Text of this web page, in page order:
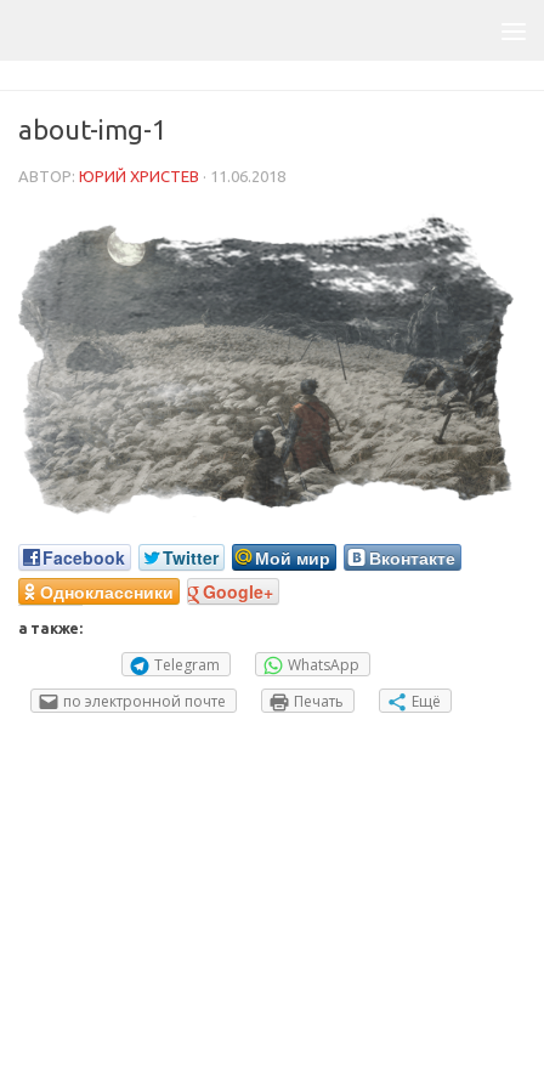
about-img-1
АВТОР: ЮРИЙ ХРИСТЕВ · 11.06.2018
Facebook Twitter Мой мир
Вконтакте
Одноклассники
Google+
а также:
Telegram
WhatsApp
по электронной почте
Печать Ещё